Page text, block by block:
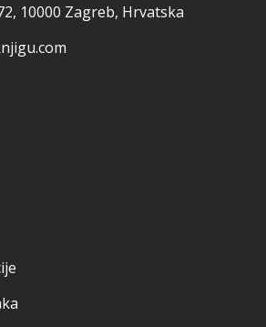
10000 Zagreb, Hrvatska